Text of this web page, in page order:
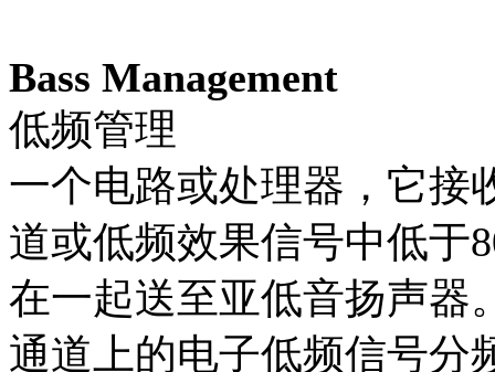
Bass Management
低频管理
一个电路或处理器，它接
道或低频效果信号中低于
在一起送至亚低音扬声器
通道上的电子低频信号分